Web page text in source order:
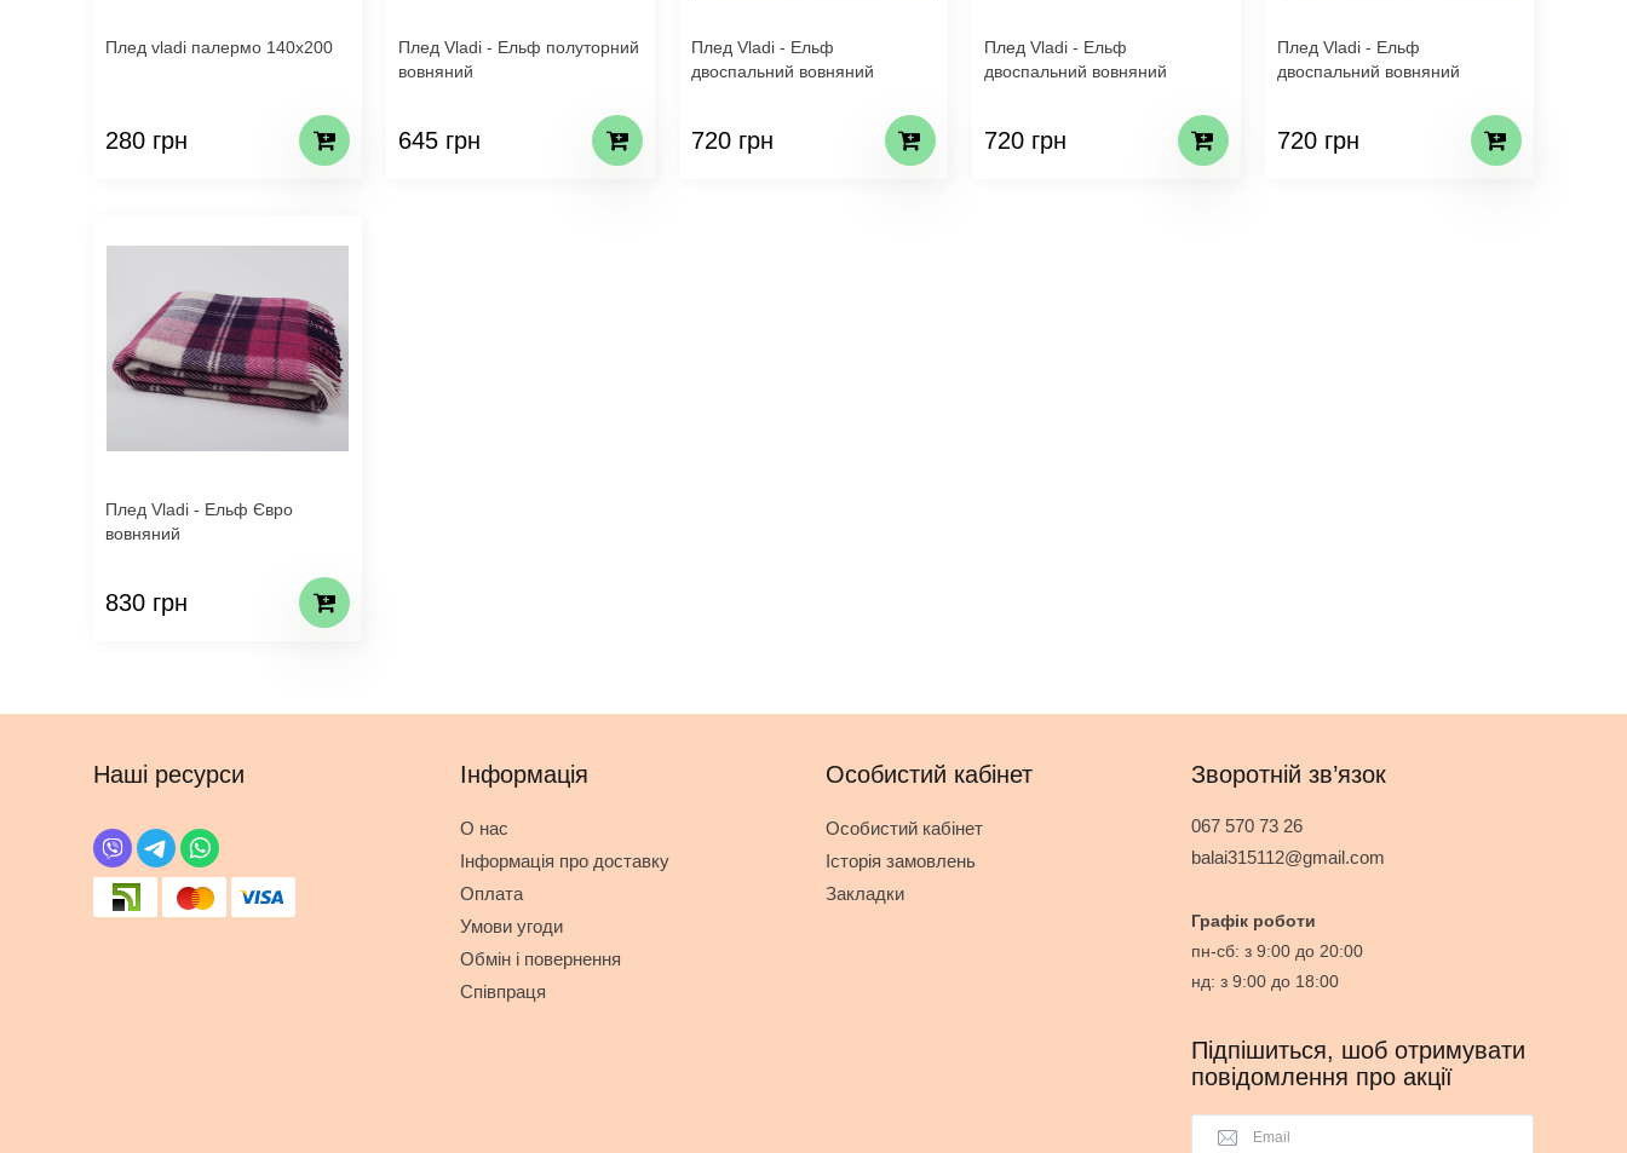
Плед vladi палермо 140x200
280 грн
Плед Vladi - Ельф полуторний
вовняний
645 грн
Плед Vladi - Ельф
двоспальний вовняний
720 грн
Плед Vladi - Ельф
двоспальний вовняний
720 грн
Плед Vladi - Ельф
двоспальний вовняний
720 грн
Плед Vladi - Ельф Євро
вовняний
830 грн
Наші ресурси Інформація
О нас
Інформація про доставку
Оплата
Умови угоди
Обмін і повернення
Співпраця
Особистий кабінет
Особистий кабінет
Історія замовлень
Закладки
Зворотній зв’язок
067 570 73 26
balai315112@gmail.com
Графік роботи
пн-сб: з 9:00 до 20:00
нд: з 9:00 до 18:00
Підпішиться, шоб отримувати
повідомлення про акції